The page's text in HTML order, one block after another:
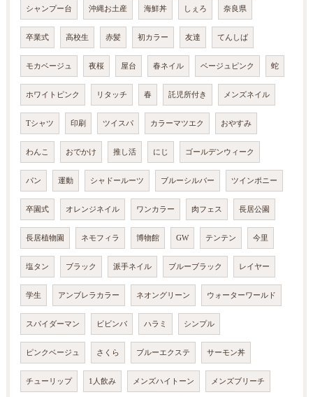
シャンプー台 沖縄お土産 海鮮丼 しぇろ 奈良県
卒業式 高校生 赤髪 初カラー 友達 てんしば
モカベージュ 夜桜 屋台 春ネイル ベージュピンク 蛇
ホワイトピンク リタッチ 春 託児所付き メンズネイル
Tシャツ 印刷 ツイスパ カラーマツエク おやすみ
わんこ おでかけ 推し活 にじ ゴールデンウィーク
パン 運動 シャドールーツ ブルーシルバー ツインポニー
卒園式 オレンジネイル ワンカラー 肉フェス 長居公園
長居植物園 ネモフィラ 博物館 GW テンテン 今里
塩タン ブラック 派手ネイル ブルーブラック レイヤー
学生 アンブレラカラー ネオングリーン ウォーターワールド
スパイダーマン ビビンバ ハラミ シンプル
ピンクベージュ さくら ブルーエクステ サーモン丼
チューリップ 1人飲み メンズハイトーン メンズブリーチ